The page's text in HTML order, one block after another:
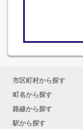
市区町村から探す
町名から探す
路線から探す
駅から探す